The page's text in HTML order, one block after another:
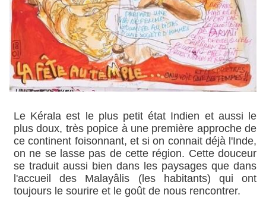
Le Kérala est le plus petit état Indien et aussi le
plus doux, très popice à une première approche de
ce continent foisonnant, et si on connait déjà l'Inde,
on ne se lasse pas de cette région. Cette douceur
se traduit aussi bien dans les paysages que dans
l'accueil des Malayâlis (les habitants) qui ont
toujours le sourire et le goût de nous rencontrer.